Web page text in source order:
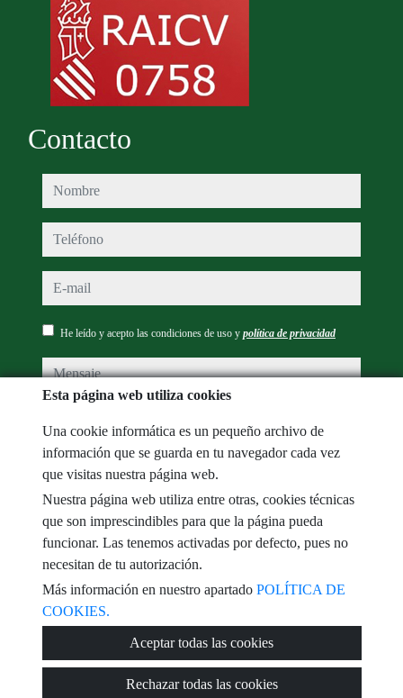
Contacto
nombre
teléfono
e-mail
He leído y acepto las condiciones de uso y política de privacidad
mensaje
Captcha
Enviar
de cookies·
Esta página web utiliza cookies
Una cookie informática es un pequeño archivo de
información que se guarda en tu navegador cada vez
que visitas nuestra página web.
Nuestra página web utiliza entre otras, cookies técnicas
que son imprescindibles para que la página pueda
funcionar. Las tenemos activadas por defecto, pues no
necesitan de tu autorización.
Más información en nuestro apartado POLÍTICA DE
COOKIES.
Aceptar todas las cookies
Rechazar todas las cookies